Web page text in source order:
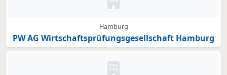
Kein Bild oder Logo hinterlegt
Hamburg
PW AG Wirtschaftsprüfungsgesellschaft Hamburg